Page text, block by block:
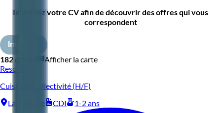
Importez votre CV afin de découvrir des offres qui vous
correspondent
Importer
182 offres
Afficher la carte
Reso 44
Cuisinier Collectivité (H/F)
La Turballe
CDI 1-2 ans